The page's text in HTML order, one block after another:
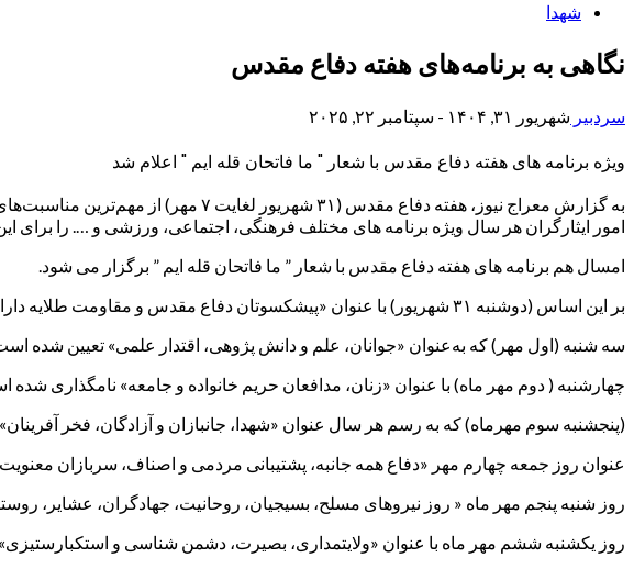
شهدا
نگاهی به برنامه‌های هفته دفاع مقدس
سردبیر شهریور ۳۱, ۱۴۰۴ - سپتامبر ۲۲, ۲۰۲۵
ویژه برنامه های هفته دفاع مقدس با شعار " ما فاتحان قله ایم " اعلام شد
به گزارش معراج نیوز، هفته دفاع
امور ایثارگران هر سال ویژه برنامه های مختلف فرهنگی، اجتماعی، ورزشی و …. را برای این
امسال هم برنامه های هفته دفاع مقدس با شعار ” ما فاتحان قله ایم ” برگزار می شود.
بر این اساس (دوشنبه ۳۱ شهریور) با عنوان «پیشکسوتان دفاع مقدس و مقاومت طلایه داران سربلندی و وحدت ملی» نامگذاری شده است.
سه شنبه‌ (اول مهر) که به‌عنوان «جوانان، علم و دانش پژوهی، اقتدار علمى» تعیین شده
چهارشنبه ( دوم مهر ماه) با عنوان «زنان، مدافعان حریم خانواده و جامعه» نامگذاری شده
(پنجشنبه سوم مهرماه) که به رسم هر سال عنوان «شهدا، جانبازان و آزادگان، فخر
عنوان روز جمعه چهارم مهر «دفاع همه جانبه، پشتیبانی مردمی و اصناف، سربازان
روز شنبه پنجم مهر ماه « روز نیرو‌های مسلح، بسیجیان، روحانیت، جهادگران، عشایر،
روز یکشنبه ششم مهر ماه با عنوان «ولایتمداری، بصیرت، دشمن شناسی و